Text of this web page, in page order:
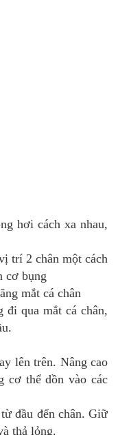
hơi cách xa nhau,
trí 2 chân một cách
cơ bụng
mắt cá chân
đi qua mắt cá chân,
lên trên. Nâng cao
cơ thể dồn vào các
đầu đến chân. Giữ
thả lỏng.